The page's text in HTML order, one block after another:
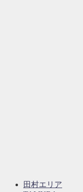
田村エリア